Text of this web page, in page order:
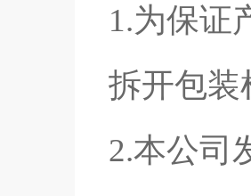
1.为保证
拆开包装
2.本公司